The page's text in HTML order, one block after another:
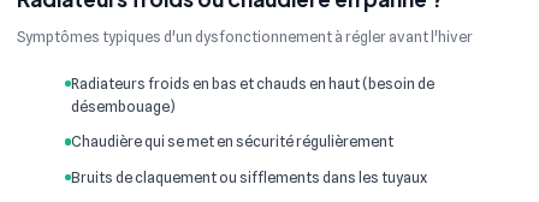
Symptômes typiques d'un dysfonctionnement à régler avant l'hiver
Radiateurs froids en bas et chauds en haut (besoin de
désembouage)
Chaudière qui se met en sécurité régulièrement
Bruits de claquement ou sifflements dans les tuyaux